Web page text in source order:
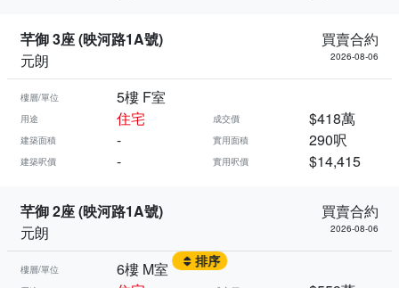
芊御 3座 (映河路1A號)
買賣合約
元朗
2026-08-06
樓層/單位 5樓 F室
用途 住宅 成交價 $418萬
建築面積 - 實用面積 290呎
建築呎價 - 實用呎價 $14,415
芊御 2座 (映河路1A號)
買賣合約
元朗
2026-08-06
樓層/單位 6樓 M室 排序